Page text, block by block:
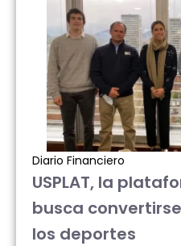
Diario Financiero
USPLAT, la
busca
los deportes